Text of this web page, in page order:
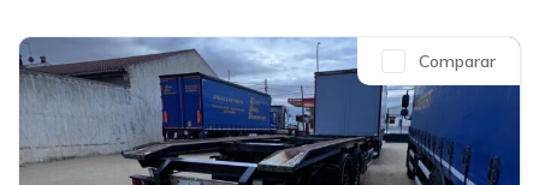
Comparar